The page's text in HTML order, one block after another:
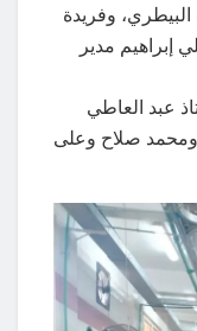
وفريدة
مدير
عبد العاطي
صلاح وعلى